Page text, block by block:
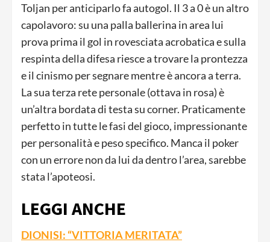
Toljan per anticiparlo fa autogol. Il 3 a 0 è un altro
capolavoro: su una palla ballerina in area lui
prova prima il gol in rovesciata acrobatica e sulla
respinta della difesa riesce a trovare la prontezza
e il cinismo per segnare mentre è ancora a terra.
La sua terza rete personale (ottava in rosa) è
un’altra bordata di testa su corner. Praticamente
perfetto in tutte le fasi del gioco, impressionante
per personalità e peso specifico. Manca il poker
con un errore non da lui da dentro l’area, sarebbe
stata l’apoteosi.
LEGGI ANCHE
DIONISI: “VITTORIA MERITATA”